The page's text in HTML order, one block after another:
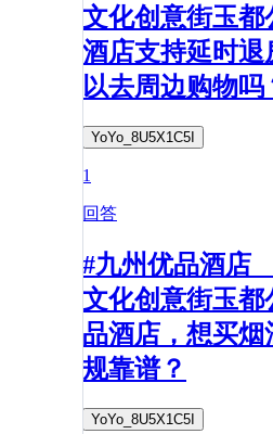
文化创意街玉
酒店支持延时
以去周边购物吗
YoYo_8U5X1C5I
1
回答
#九州优品酒店
文化创意街玉
品酒店，想买
规靠谱？
YoYo_8U5X1C5I